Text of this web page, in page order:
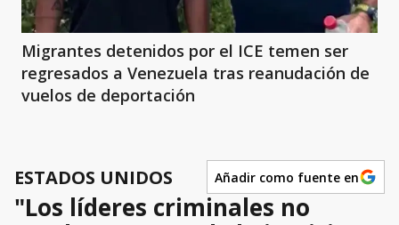
Migrantes detenidos por el ICE temen ser
regresados a Venezuela tras reanudación de
vuelos de deportación
ESTADOS UNIDOS Añadir como fuente en
"Los líderes criminales no